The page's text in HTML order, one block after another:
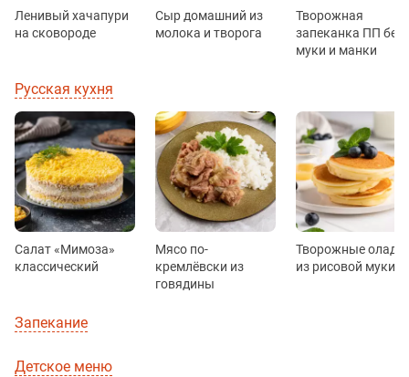
Ленивый хачапури
на сковороде
Сыр домашний из
молока и творога
Творожная
запеканка ПП без
муки и манки
Русская кухня
Салат «Мимоза»
классический
Мясо по-
кремлёвски из
говядины
Творожные
из рисовой муки
Запекание
Детское меню